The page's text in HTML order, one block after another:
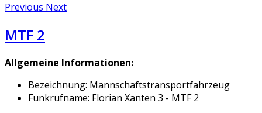
Previous Next
MTF 2
Allgemeine Informationen:
Bezeichnung: Mannschaftstransportfahrzeug
Funkrufname: Florian Xanten 3 - MTF 2